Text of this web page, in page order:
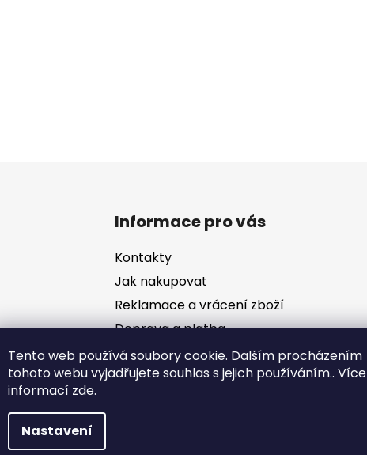
Tento web používá soubory cookie. Dalším procházením
tohoto webu vyjadřujete souhlas s jejich používáním.. Více
informací zde.
Nastavení
Informace pro vás
Kontakty
Jak nakupovat
Reklamace a vrácení zboží
Doprava a platba
Obchodní podmínky
Ochrana osobních údajů